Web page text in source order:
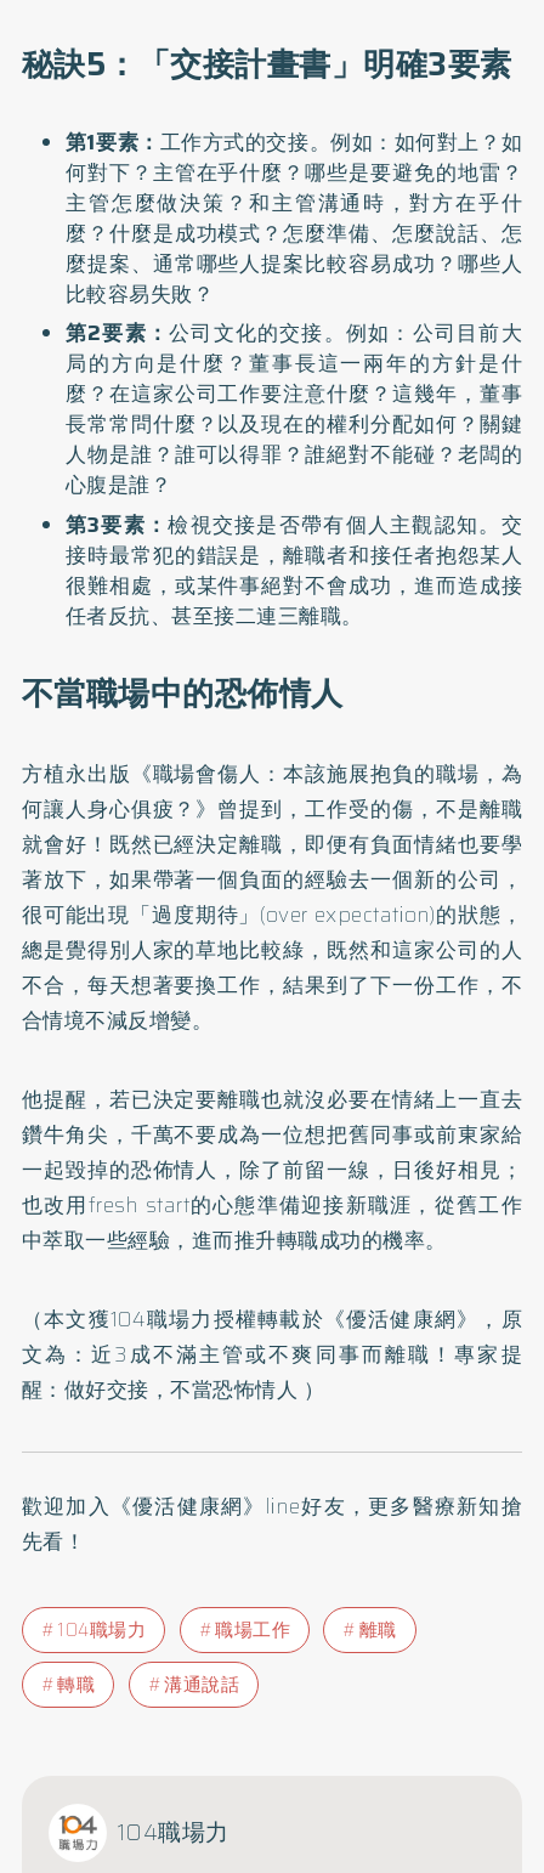
秘訣5：「交接計畫書」明確3要素
第1要素： 工作方式的交接。例如：如何對上？如
何對下？主管在乎什麼？哪些是要避免的地雷？
主管怎麼做決策？和主管溝通時，對方在乎什
麼？什麼是成功模式？怎麼準備、怎麼說話、怎
麼提案、通常哪些人提案比較容易成功？哪些人
比較容易失敗？
第2要素：公司文化的交接。例如：公司目前大
局的方向是什麼？董事長這一兩年的方針是什
麼？在這家公司工作要注意什麼？這幾年，董事
長常常問什麼？以及現在的權利分配如何？關鍵
人物是誰？誰可以得罪？誰絕對不能碰？老闆的
心腹是誰？
第3要素：檢視交接是否帶有個人主觀認知。交
接時最常犯的錯誤是，離職者和接任者抱怨某人
很難相處，或某件事絕對不會成功，進而造成接
任者反抗、甚至接二連三離職。
不當職場中的恐佈情人
方植永出版《職場會傷人：本該施展抱負的職場，為
何讓人身心俱疲？》曾提到，工作受的傷，不是離職
就會好！既然已經決定離職，即便有負面情緒也要學
著放下，如果帶著一個負面的經驗去一個新的公司，
很可能出現「過度期待」(over expectation)的狀態，
總是覺得別人家的草地比較綠，既然和這家公司的人
不合，每天想著要換工作，結果到了下一份工作，不
合情境不減反增變。
他提醒，若已決定要離職也就沒必要在情緒上一直去
鑽牛角尖，千萬不要成為一位想把舊同事或前東家給
一起毀掉的恐佈情人，除了前留一線，日後好相見；
也改用fresh start的心態準備迎接新職涯，從舊工作
中萃取一些經驗，進而推升轉職成功的機率。
（本文獲104職場力授權轉載於《優活健康網》，原
文為：近3成不滿主管或不爽同事而離職！專家提
醒：做好交接，不當恐怖情人 ）
歡迎加入 《優活健康網》line好友 ，更多醫療新知搶
先看！
104職場力 職場工作
離職
轉職
溝通說話
104職場力